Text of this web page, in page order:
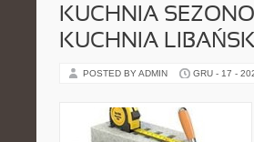
KUCHNIA
KUCHNIA
POSTED BY ADMIN GRU - 17 -